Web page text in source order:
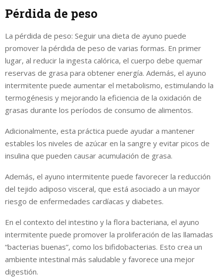
Pérdida de peso
La pérdida de peso: Seguir una dieta de ayuno puede
promover la pérdida de peso de varias formas. En primer
lugar, al reducir la ingesta calórica, el cuerpo debe quemar
reservas de grasa para obtener energía. Además, el ayuno
intermitente puede aumentar el metabolismo, estimulando la
termogénesis y mejorando la eficiencia de la oxidación de
grasas durante los períodos de consumo de alimentos.
Adicionalmente, esta práctica puede ayudar a mantener
estables los niveles de azúcar en la sangre y evitar picos de
insulina que pueden causar acumulación de grasa.
Además, el ayuno intermitente puede favorecer la reducción
del tejido adiposo visceral, que está asociado a un mayor
riesgo de enfermedades cardíacas y diabetes.
En el contexto del intestino y la flora bacteriana, el ayuno
intermitente puede promover la proliferación de las llamadas
“bacterias buenas”, como los bifidobacterias. Esto crea un
ambiente intestinal más saludable y favorece una mejor
digestión.